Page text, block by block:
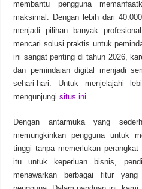
Chinese Frontiers v2.3.2582
membantu pengguna
maksimal. Dengan lebih dari
menjadi pilihan banyak
mencari solusi praktis untuk
ini sangat penting di tahun 2026,
dan pemindaian digital menjadi
sehari-hari. Untuk menjelajahi
mengunjungisitus ini.
Dengan antarmuka yang
memungkinkan pengguna untuk
tinggi tanpa memerlukan
itu untuk keperluan bisnis,
menawarkan berbagai fitur